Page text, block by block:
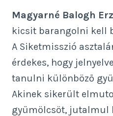
Magyarné Balogh
kicsit barangolni kell
A Siketmisszió
érdekes, hogy
tanulni különböző
Akinek sikerült
gyümölcsöt, jutalmul